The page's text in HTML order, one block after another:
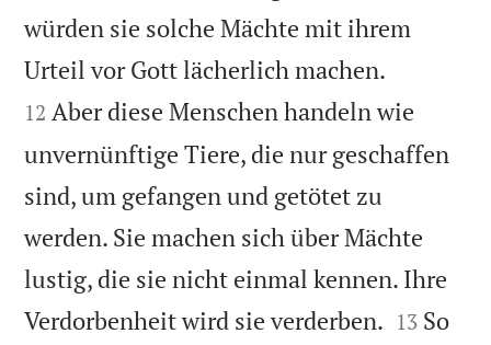
würden sie solche Mächte mit ihrem
Urteil vor Gott lächerlich machen.
12 Aber diese Menschen handeln wie
unvernünftige Tiere, die nur geschaffen
sind, um gefangen und getötet zu
werden. Sie machen sich über Mächte
lustig, die sie nicht einmal kennen. Ihre
Verdorbenheit wird sie verderben. 

13 So